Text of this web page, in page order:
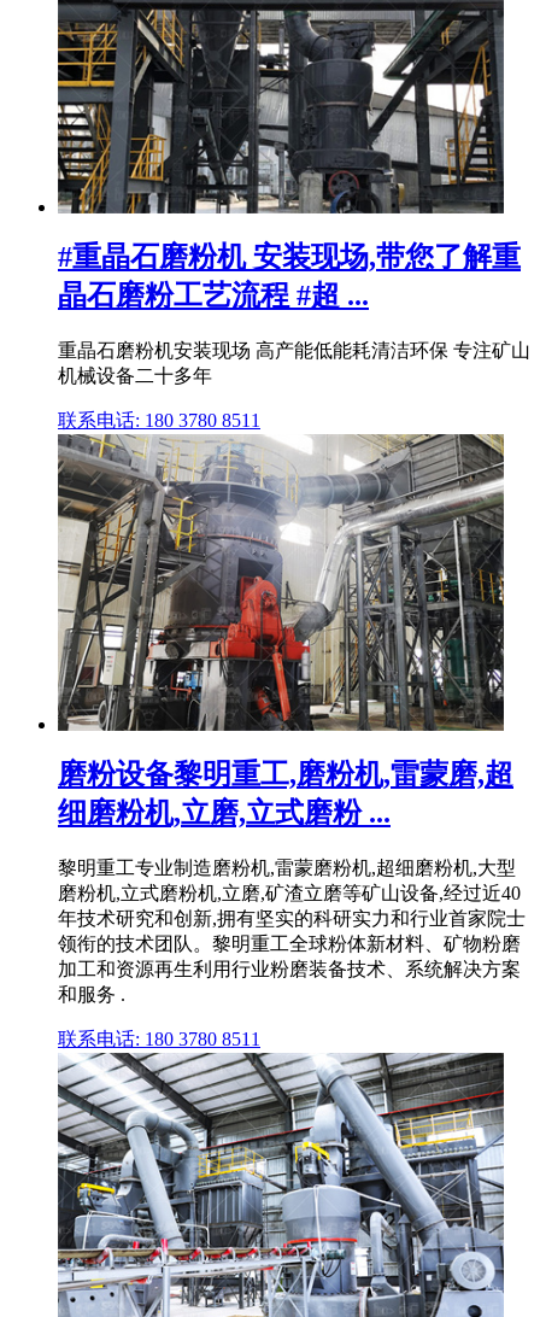
#重晶石磨粉机 安装现场,带您了解重
晶石磨粉工艺流程 #超 ...
重晶石磨粉机安装现场 高产能低能耗清洁环保 专注矿山
机械设备二十多年
联系电话: 180 3780 8511
磨粉设备黎明重工,磨粉机,雷蒙磨,超
细磨粉机,立磨,立式磨粉 ...
黎明重工专业制造磨粉机,雷蒙磨粉机,超细磨粉机,大型
磨粉机,立式磨粉机,立磨,矿渣立磨等矿山设备,经过近40
年技术研究和创新,拥有坚实的科研实力和行业首家院士
领衔的技术团队。黎明重工全球粉体新材料、矿物粉磨
加工和资源再生利用行业粉磨装备技术、系统解决方案
和服务 .
联系电话: 180 3780 8511